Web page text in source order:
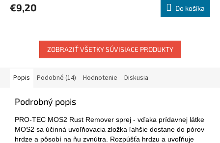
€9,20 Do košíka
ZOBRAZIŤ VŠETKY SÚVISIACE PRODUKTY
Popis Podobné (14) Hodnotenie Diskusia
Podrobný popis
PRO-TEC MOS2 Rust Remover sprej - vďaka prídavnej látke
MOS2 sa účinná uvoľňovacia zložka ľahšie dostane do pórov
hrdze a pôsobí na ňu zvnútra. Rozpúšťa hrdzu a uvoľňuje